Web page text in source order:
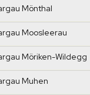
Mönthal
Moosleerau
Möriken-Wildegg
Muhen